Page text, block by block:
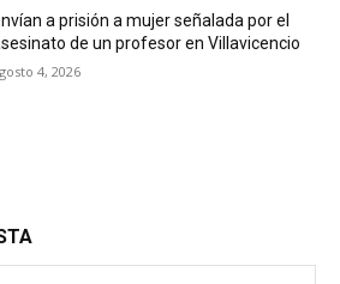
a prisión a mujer señalada por el
de un profesor en Villavicencio
4, 2026